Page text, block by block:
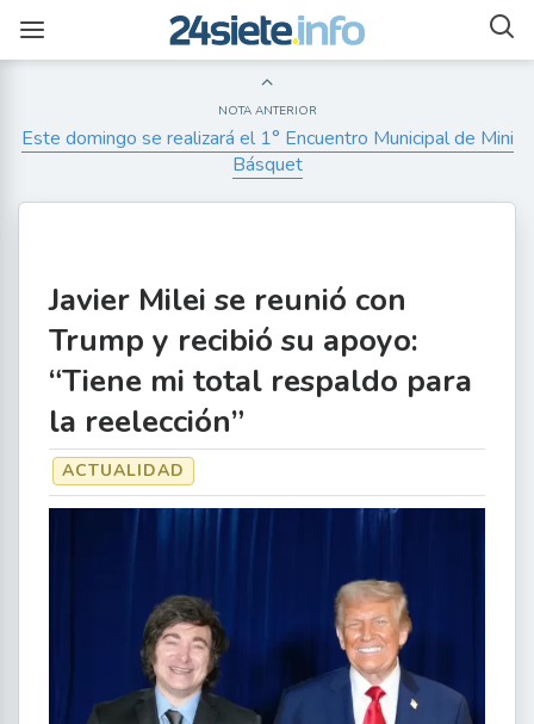
NOTA ANTERIOR
Este domingo se realizará el 1° Encuentro Municipal de Mini
Básquet
Javier Milei se reunió con
Trump y recibió su apoyo:
“Tiene mi total respaldo para
la reelección”
ACTUALIDAD